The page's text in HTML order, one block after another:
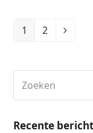
Page
1 Page
2
Recente